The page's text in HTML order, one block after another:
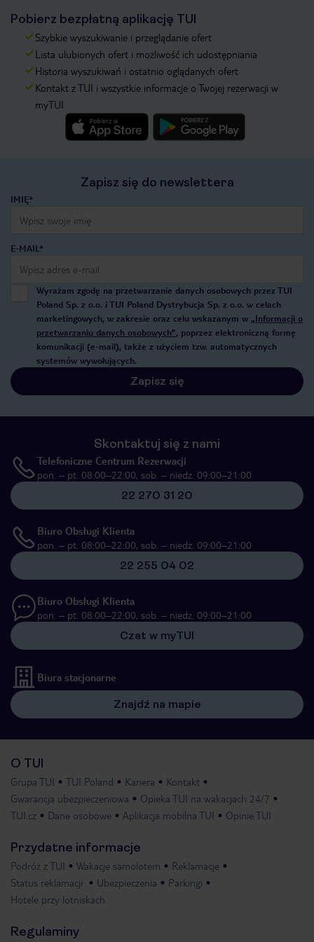
Pobierz bezpłatną aplikację TUI
Szybkie wyszukiwanie i przeglądanie ofert
Lista ulubionych ofert i możliwość ich udostępniania
Historia wyszukiwań i ostatnio oglądanych ofert
Kontakt z TUI i wszystkie informacje o Twojej rezerwacji w
myTUI
Zapisz się do newslettera
IMIĘ*
E-MAIL*
Wyrażam zgodę na przetwarzanie danych osobowych przez TUI
Poland Sp. z o.o. i TUI Poland Dystrybucja Sp. z o.o. w celach
marketingowych, w zakresie oraz celu wskazanym w „Informacji o
przetwarzaniu danych osobowych”, poprzez elektroniczną formę
komunikacji (e-mail), także z użyciem tzw. automatycznych
systemów wywołujących.
Zapisz się
Skontaktuj się z nami
Telefoniczne Centrum Rezerwacji
pon. – pt. 08:00–22:00, sob. – niedz. 09:00–21:00
22 270 31 20
Biuro Obsługi Klienta
pon. – pt. 08:00–22:00, sob. – niedz. 09:00–21:00
22 255 04 02
Biuro Obsługi Klienta
pon. – pt. 08:00–22:00, sob. – niedz. 09:00–21:00
Czat w myTUI
Biura stacjonarne
Znajdź na mapie
O TUI
Grupa TUI TUI Poland Kariera
Kontakt
Gwarancja ubezpieczeniowa
Opieka TUI na wakacjach 24/7
TUI.cz
Dane osobowe Aplikacja mobilna TUI Opinie TUI
Przydatne informacje
Podróż z TUI Wakacje samolotem
Reklamacje
Status reklamacji
Ubezpieczenia
Parkingi
Hotele przy lotniskach
Regulaminy